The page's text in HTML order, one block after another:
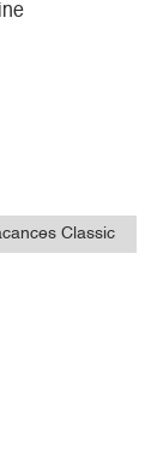
Classic